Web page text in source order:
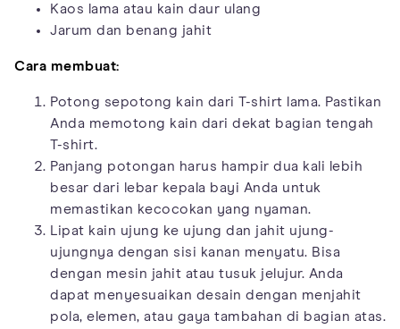
Kaos lama atau kain daur ulang
Jarum dan benang jahit
Cara membuat:
Potong sepotong kain dari T-shirt lama. Pastikan
Anda memotong kain dari dekat bagian tengah
T-shirt.
Panjang potongan harus hampir dua kali lebih
besar dari lebar kepala bayi Anda untuk
memastikan kecocokan yang nyaman.
Lipat kain ujung ke ujung dan jahit ujung-
ujungnya dengan sisi kanan menyatu. Bisa
dengan mesin jahit atau tusuk jelujur. Anda
dapat menyesuaikan desain dengan menjahit
pola, elemen, atau gaya tambahan di bagian atas.